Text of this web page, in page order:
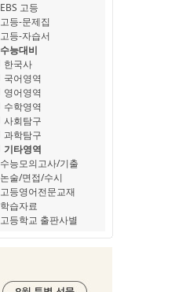
EBS 고등
고등-문제집
고등-자습서
수능대비
한국사
국어영역
영어영역
수학영역
사회탐구
과학탐구
기타영역
수능모의고사/기출
논술/면접/수시
고등영어전문교재
학습자료
고등학교 출판사별